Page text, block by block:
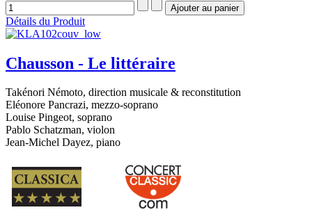
Détails du Produit
Chausson - Le littéraire
Takénori Némoto, direction musicale & reconstitution
Eléonore Pancrazi, mezzo-soprano
Louise Pingeot, soprano
Pablo Schatzman, violon
Jean-Michel Dayez, piano